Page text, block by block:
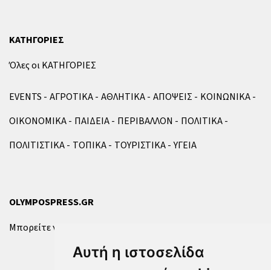
Αυτή η ιστοσελίδα
ΚΑΤΗΓΟΡΙΕΣ
Όλες οι ΚΑΤΗΓΟΡΙΕΣ
EVENTS ΑΓΡΟΤΙΚΑ ΑΘΛΗΤΙΚΑ ΑΠΟΨΕΙΣ
ΚΟΙΝΩΝΙΚΑ
ΟΙΚΟΝΟΜΙΚΑ
ΠΑΙΔΕΙΑ ΠΕΡΙΒΑΛΛΟΝ
ΠΟΛΙΤΙΚΑ
ΠΟΛΙΤΙΣΤΙΚΑ
ΤΟΠΙΚΑ ΤΟΥΡΙΣΤΙΚΑ ΥΓΕΙΑ
OLYMPOSPRESS.GR
Μπορείτε να επικοινωνήσετε μαζί μας μέσω της